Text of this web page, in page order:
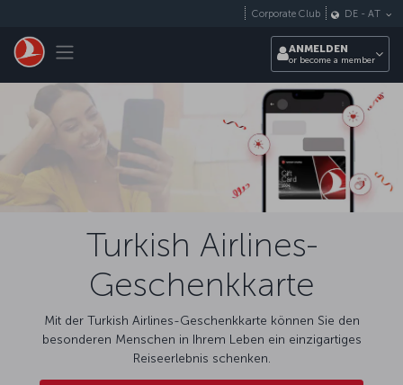
Toggle navigation
Corporate Club DE - AT
ANMELDEN
or become a member
Turkish Airlines-
Geschenkkarte
Mit der Turkish Airlines-Geschenkkarte können Sie den
besonderen Menschen in Ihrem Leben ein einzigartiges
Reiseerlebnis schenken.